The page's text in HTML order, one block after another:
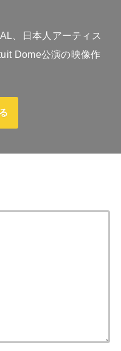
、日本人アーティス
Dome公演の映像作